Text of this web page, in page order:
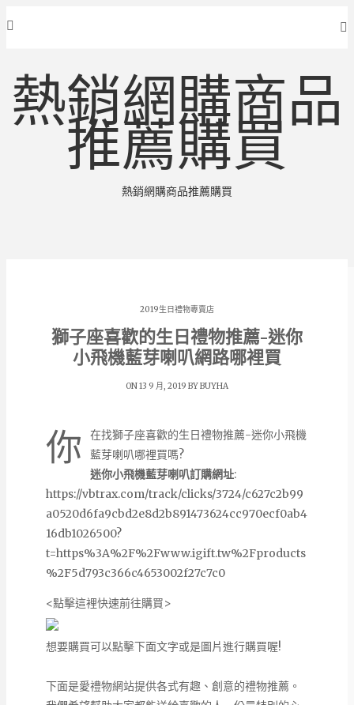
熱銷網購商品
推薦購買
熱銷網購商品推薦購買
2019生日禮物專賣店
獅子座喜歡的生日禮物推薦-迷你
小飛機藍芽喇叭網路哪裡買
ON 13 9 月, 2019 BYBUYHA
你
在找獅子座喜歡的生日禮物推薦-迷你小飛機
藍芽喇叭哪裡買嗎?
迷你小飛機藍芽喇叭訂購網址:
https://vbtrax.com/track/clicks/3724/c627c2b99
a0520d6fa9cbd2e8d2b891473624cc970ecf0ab4
16db1026500?
t=https%3A%2F%2Fwww.igift.tw%2Fproducts
%2F5d793c366c4653002f27c7c0
<點擊這裡快速前往購買>
想要購買可以點擊下面文字或是圖片進行購買喔!
下面是愛禮物網站提供各式有趣、創意的禮物推薦。